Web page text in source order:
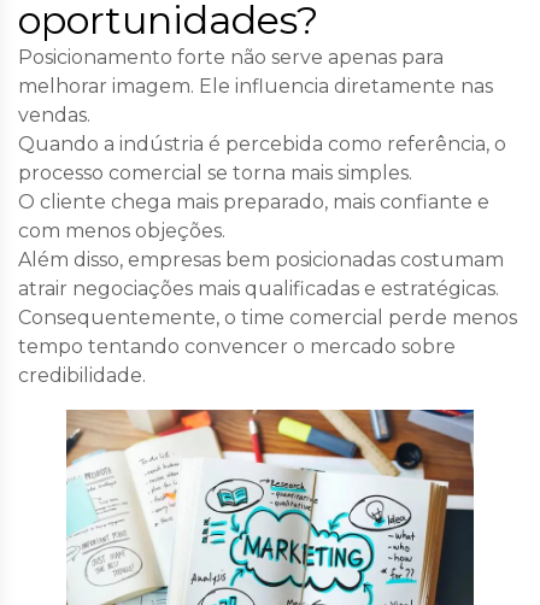
oportunidades?
Posicionamento forte não serve apenas para
melhorar imagem. Ele influencia diretamente nas
vendas.
Quando a indústria é percebida como referência, o
processo comercial se torna mais simples.
O cliente chega mais preparado, mais confiante e
com menos objeções.
Além disso, empresas bem posicionadas costumam
atrair negociações mais qualificadas e estratégicas.
Consequentemente, o time comercial perde menos
tempo tentando convencer o mercado sobre
credibilidade.